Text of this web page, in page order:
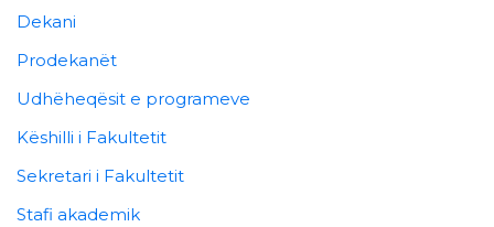
Dekani
Prodekanët
Udhëheqësit e programeve
Këshilli i Fakultetit
Sekretari i Fakultetit
Stafi akademik